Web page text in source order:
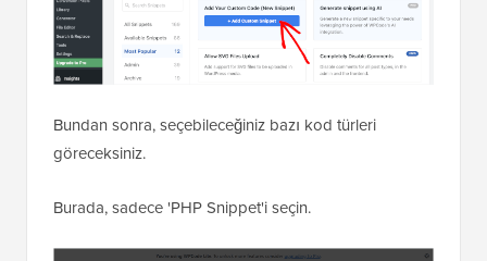
Bundan sonra, seçebileceğiniz bazı kod türleri
göreceksiniz.
Burada, sadece 'PHP Snippet'i seçin.